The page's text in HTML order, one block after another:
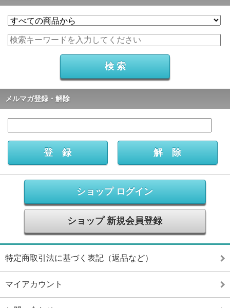
メルマガ登録・解除
ショップ ログイン
ショップ 新規会員登録
特定商取引法に基づく表記（返品など）
マイアカウント